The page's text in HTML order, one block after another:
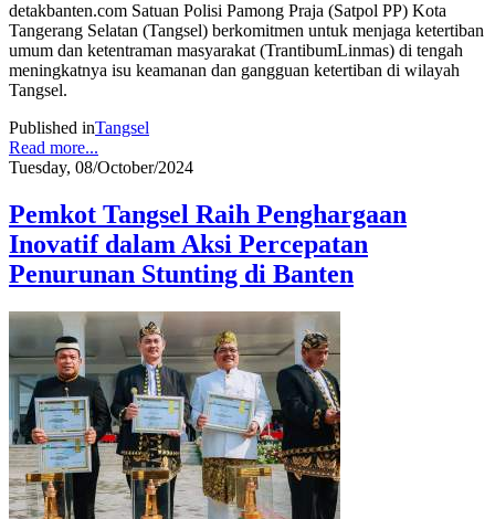
detakbanten.com Satuan Polisi Pamong Praja (Satpol PP) Kota
Tangerang Selatan (Tangsel) berkomitmen untuk menjaga ketertiban
umum dan ketentraman masyarakat (TrantibumLinmas) di tengah
meningkatnya isu keamanan dan gangguan ketertiban di wilayah
Tangsel.
Published inTangsel
Read more...
Tuesday, 08/October/2024
Pemkot Tangsel Raih Penghargaan
Inovatif dalam Aksi Percepatan
Penurunan Stunting di Banten